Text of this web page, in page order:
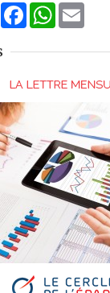
TwitterFacebookWhatsApp